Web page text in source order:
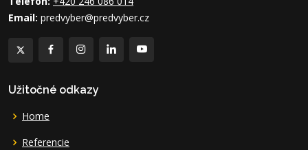
Email: predvyber@predvyber.cz
Užitočné odkazy
Home
Referencie